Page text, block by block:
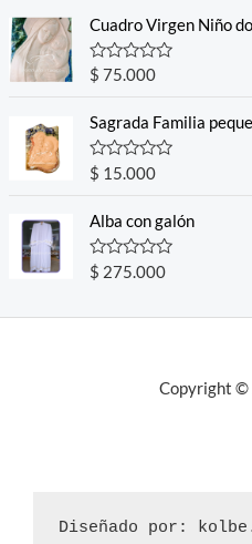
o
f
5
e
0
o
u
o
f
5
Cuadro Virgen Niño
R
a
e
0
o
u
o
f
5
$ 75.000
Sagrada Familia
R
a
e
0
o
u
$ 15.000
Alba con galón
R
a
e
$ 275.000
Copyright ©
Diseñado por: